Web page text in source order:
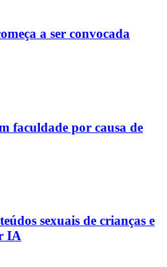
a ser convocada
faculdade por causa de
sexuais de crianças e
IA